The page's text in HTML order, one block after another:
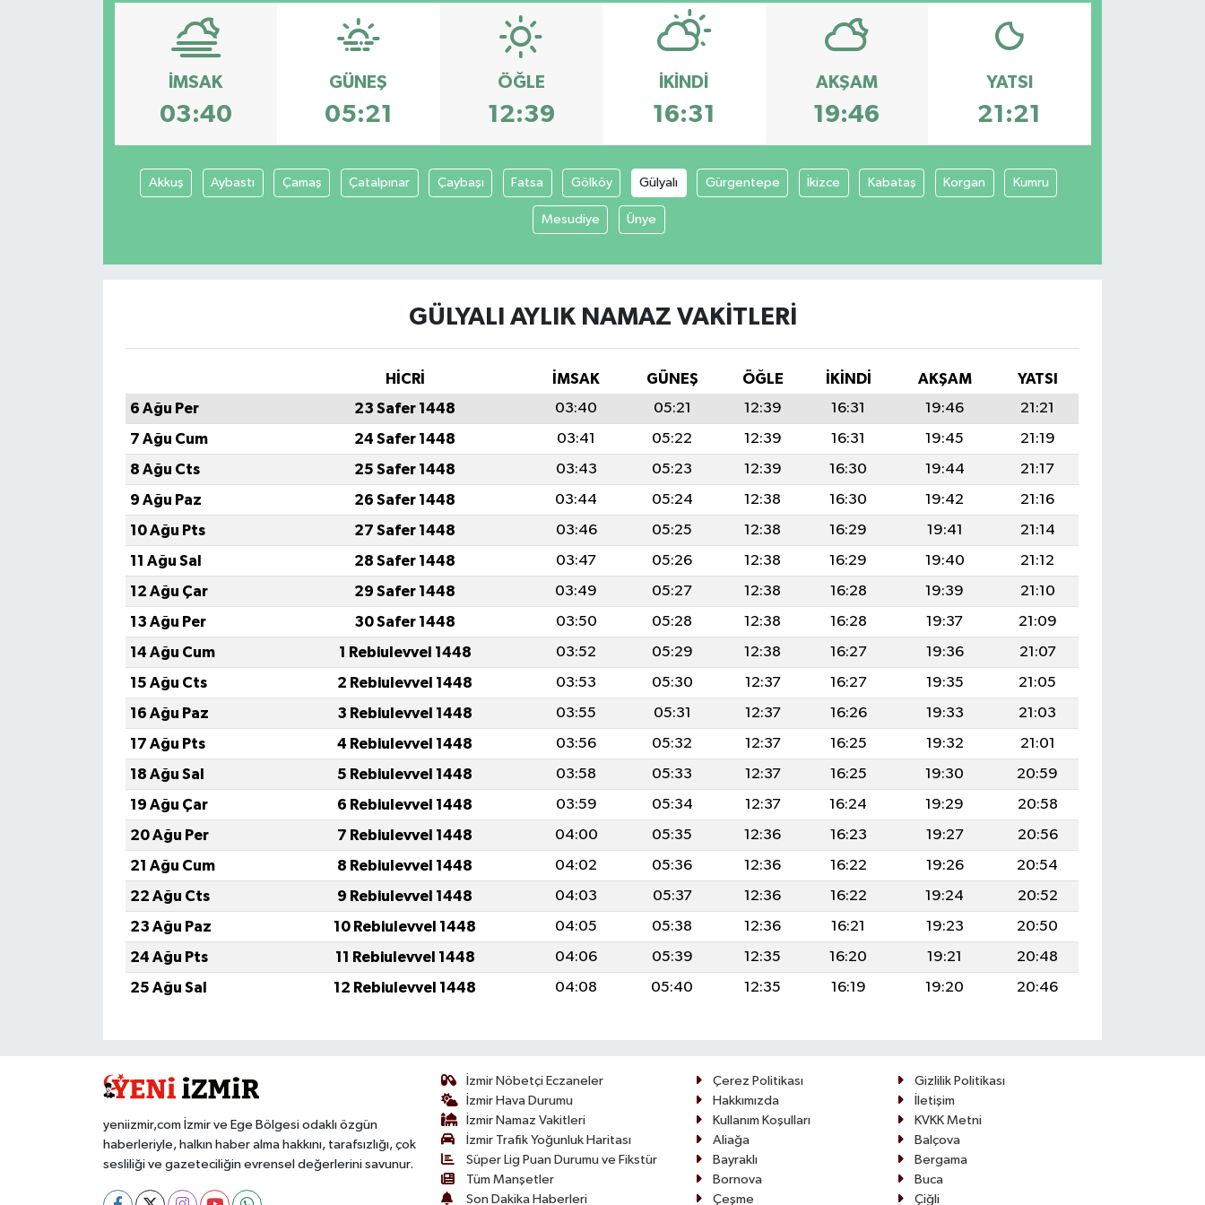
İMSAK
03:40
GÜNEŞ
05:21
ÖĞLE
12:39
İKINDI
16:31
AKŞAM
19:46
YATSI
21:21
Akkuş Aybastı Çamaş Çatalpınar Çaybaşı Fatsa Gölköy Gülyalı Gürgentepe İkizce Kabataş Korgan Kumru
Mesudiye Ünye
GÜLYALI AYLIK NAMAZ VAKITLERI
HİCRİ İMSAK GÜNEŞ ÖĞLE İKINDI AKŞAM
YATSI
6 Ağu Per
23 Safer 1448 03:40 05:21 12:39 16:31 19:46
21:21
7 Ağu Cum
24 Safer 1448 03:41 05:22 12:39 16:31 19:45
21:19
8 Ağu Cts
25 Safer 1448 03:43 05:23 12:39 16:30 19:44
21:17
9 Ağu Paz
26 Safer 1448 03:44 05:24 12:38 16:30 19:42
21:16
10 Ağu Pts
27 Safer 1448 03:46 05:25 12:38 16:29 19:41
21:14
11 Ağu Sal
28 Safer 1448 03:47 05:26 12:38 16:29 19:40
21:12
12 Ağu Çar
29 Safer 1448 03:49 05:27 12:38 16:28 19:39
21:10
13 Ağu Per
30 Safer 1448 03:50 05:28 12:38 16:28 19:37
21:09
14 Ağu Cum
1 Rebiulevvel 1448 03:52 05:29 12:38 16:27 19:36
21:07
15 Ağu Cts
2 Rebiulevvel 1448 03:53 05:30 12:37 16:27 19:35
21:05
16 Ağu Paz
3 Rebiulevvel 1448 03:55 05:31 12:37 16:26 19:33
21:03
17 Ağu Pts
4 Rebiulevvel 1448 03:56 05:32 12:37 16:25 19:32
21:01
18 Ağu Sal
5 Rebiulevvel 1448 03:58 05:33 12:37 16:25 19:30
20:59
19 Ağu Çar
6 Rebiulevvel 1448 03:59 05:34 12:37 16:24 19:29
20:58
20 Ağu Per
7 Rebiulevvel 1448 04:00 05:35 12:36 16:23 19:27
20:56
21 Ağu Cum
8 Rebiulevvel 1448 04:02 05:36 12:36 16:22 19:26
20:54
22 Ağu Cts
9 Rebiulevvel 1448 04:03 05:37 12:36 16:22 19:24
20:52
23 Ağu Paz
10 Rebiulevvel 1448 04:05 05:38 12:36 16:21 19:23
20:50
24 Ağu Pts
11 Rebiulevvel 1448 04:06 05:39 12:35 16:20 19:21
20:48
25 Ağu Sal
12 Rebiulevvel 1448 04:08 05:40 12:35 16:19 19:20 20:46
yeniizmir,com İzmir ve Ege Bölgesi odaklı özgün
haberleriyle, halkın haber alma hakkını, tarafsızlığı, çok
sesliliği ve gazeteciliğin evrensel değerlerini savunur.
İzmir Nöbetçi Eczaneler
İzmir Hava Durumu
İzmir Namaz Vakitleri
İzmir Trafik Yoğunluk Haritası
Süper Lig Puan Durumu ve Fikstür
Tüm Manşetler
Son Dakika Haberleri
Çerez Politikası
Gizlilik Politikası
Hakkımızda
İletişim
Kullanım Koşulları
KVKK Metni
Aliağa
Balçova
Bayraklı
Bergama
Bornova
Buca
Çeşme
Çiğli
Tatil ve Seyahat